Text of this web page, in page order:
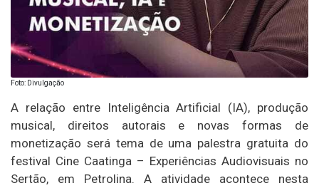
Foto: Divulgação
A relação entre Inteligência Artificial (IA), produção
musical, direitos autorais e novas formas de
monetização será tema de uma palestra gratuita do
festival Cine Caatinga – Experiências Audiovisuais no
Sertão, em Petrolina. A atividade acontece nesta